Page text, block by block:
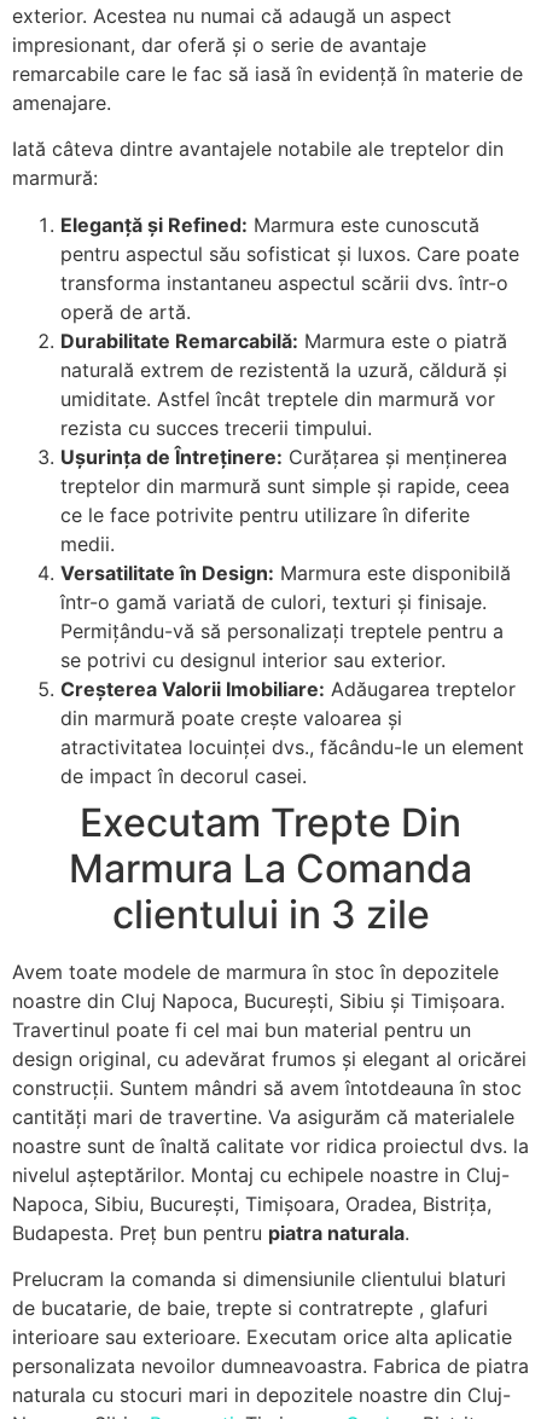
exterior. Acestea nu numai că adaugă un aspect
impresionant, dar oferă și o serie de avantaje
remarcabile care le fac să iasă în evidență în materie de
amenajare.
Iată câteva dintre avantajele notabile ale treptelor din
marmură:
Eleganță și Refined: Marmura este cunoscută
pentru aspectul său sofisticat și luxos. Care poate
transforma instantaneu aspectul scării dvs. într-o
operă de artă.
Durabilitate Remarcabilă: Marmura este o piatră
naturală extrem de rezistentă la uzură, căldură și
umiditate. Astfel încât treptele din marmură vor
rezista cu succes trecerii timpului.
Ușurința de Întreținere: Curățarea și menținerea
treptelor din marmură sunt simple și rapide, ceea
ce le face potrivite pentru utilizare în diferite
medii.
Versatilitate în Design: Marmura este disponibilă
într-o gamă variată de culori, texturi și finisaje.
Permițându-vă să personalizați treptele pentru a
se potrivi cu designul interior sau exterior.
Creșterea Valorii Imobiliare: Adăugarea treptelor
din marmură poate crește valoarea și
atractivitatea locuinței dvs., făcându-le un element
de impact în decorul casei.
Executam Trepte Din
Marmura La Comanda
clientului in 3 zile
Avem toate modele de marmura în stoc în depozitele
noastre din Cluj Napoca, București, Sibiu și Timișoara.
Travertinul poate fi cel mai bun material pentru un
design original, cu adevărat frumos și elegant al oricărei
construcții. Suntem mândri să avem întotdeauna în stoc
cantități mari de travertine. Va asigurăm că materialele
noastre sunt de înaltă calitate vor ridica proiectul dvs. la
nivelul așteptărilor. Montaj cu echipele noastre in Cluj-
Napoca, Sibiu, București, Timișoara, Oradea, Bistrița,
Budapesta. Preț bun pentru piatra naturala.
Prelucram la comanda si dimensiunile clientului blaturi
de bucatarie, de baie, trepte si contratrepte , glafuri
interioare sau exterioare. Executam orice alta aplicatie
personalizata nevoilor dumneavoastra. Fabrica de piatra
naturala cu stocuri mari in depozitele noastre din Cluj-